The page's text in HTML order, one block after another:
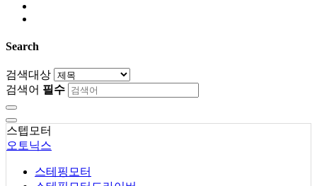
Search
검색대상
검색어 필수
스텝모터
오토닉스
스테핑모터